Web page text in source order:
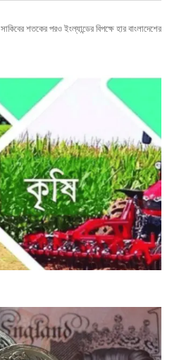
সাকিবের শতকের পরও ইংল্যান্ডের বিপক্ষে হার বাংলাদেশের